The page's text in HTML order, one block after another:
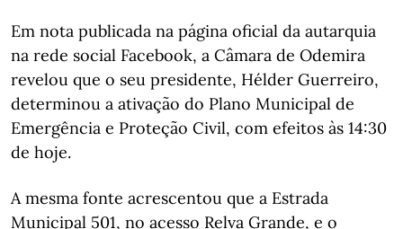
Em nota publicada na página oficial da autarquia
na rede social Facebook, a Câmara de Odemira
revelou que o seu presidente, Hélder Guerreiro,
determinou a ativação do Plano Municipal de
Emergência e Proteção Civil, com efeitos às 14:30
de hoje.
A mesma fonte acrescentou que a Estrada
Municipal 501, no acesso Relva Grande, e o